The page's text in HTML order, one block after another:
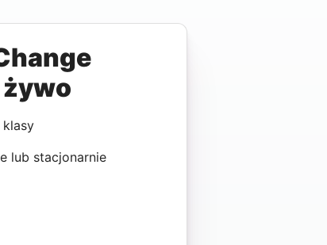
lub stacjonarnie